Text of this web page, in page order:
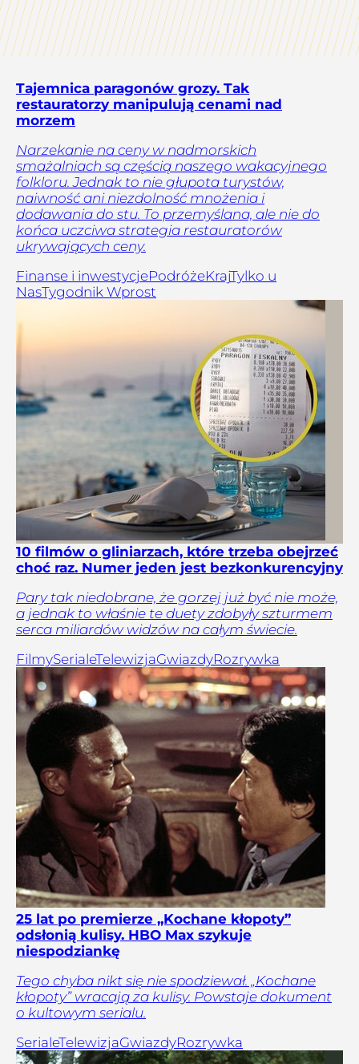
Tajemnica paragonów grozy. Tak
restauratorzy manipulują cenami nad
morzem
Narzekanie na ceny w nadmorskich
smażalniach są częścią naszego wakacyjnego
folkloru. Jednak to nie głupota turystów,
naiwność ani niezdolność mnożenia i
dodawania do stu. To przemyślana, ale nie do
końca uczciwa strategia restauratorów
ukrywających ceny.
Finanse i inwestycjePodróżeKrajTylko u
NasTygodnik Wprost
10 filmów o gliniarzach, które trzeba obejrzeć
choć raz. Numer jeden jest bezkonkurencyjny
Pary tak niedobrane, że gorzej już być nie może,
a jednak to właśnie te duety zdobyły szturmem
serca miliardów widzów na całym świecie.
FilmySerialeTelewizjaGwiazdyRozrywka
25 lat po premierze „Kochane kłopoty”
odsłonią kulisy. HBO Max szykuje
niespodziankę
Tego chyba nikt się nie spodziewał. „Kochane
kłopoty” wracają za kulisy. Powstaje dokument
o kultowym serialu.
SerialeTelewizjaGwiazdyRozrywka